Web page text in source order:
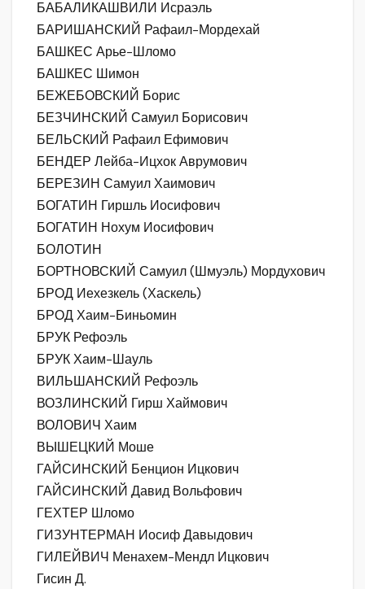
БАБАЛИКАШВИЛИ Исраэль
БАРИШАНСКИЙ Рафаил-Мордехай
БАШКЕС Арье-Шломо
БАШКЕС Шимон
БЕЖЕБОВСКИЙ Борис
БЕЗЧИНСКИЙ Самуил Борисович
БЕЛЬСКИЙ Рафаил Ефимович
БЕНДЕР Лейба-Ицхок Аврумович
БЕРЕЗИН Самуил Хаимович
БОГАТИН Гиршль Иосифович
БОГАТИН Нохум Иосифович
БОЛОТИН
БОРТНОВСКИЙ Самуил (Шмуэль) Мордухович
БРОД Иехезкель (Хаскель)
БРОД Хаим-Биньомин
БРУК Рефоэль
БРУК Хаим-Шауль
ВИЛЬШАНСКИЙ Рефоэль
ВОЗЛИНСКИЙ Гирш Хаймович
ВОЛОВИЧ Хаим
ВЫШЕЦКИЙ Моше
ГАЙСИНСКИЙ Бенцион Ицкович
ГАЙСИНСКИЙ Давид Вольфович
ГЕХТЕР Шломо
ГИЗУНТЕРМАН Иосиф Давыдович
ГИЛЕЙВИЧ Менахем-Мендл Ицкович
Гисин Д.